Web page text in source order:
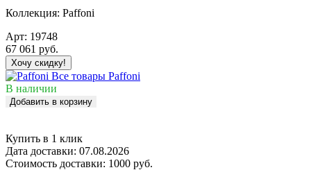
Коллекция: Paffoni
Арт: 19748
67 061 руб.
Хочу скидку!
Все товары Paffoni
В наличии
Добавить в корзину
Купить в 1 клик
Дата доставки: 07.08.2026
Стоимость доставки: 1000 руб.